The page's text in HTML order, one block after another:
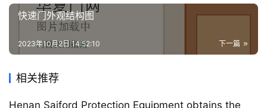
安
维
修
业
快速门外观结构图
下一篇
2023年10月2日 14:52:10
相关推荐
Henan Saiford Protection Equipment obtains the